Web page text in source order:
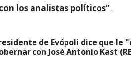
los analistas políticos”.
de Evópoli dice que le
con José Antonio Kast